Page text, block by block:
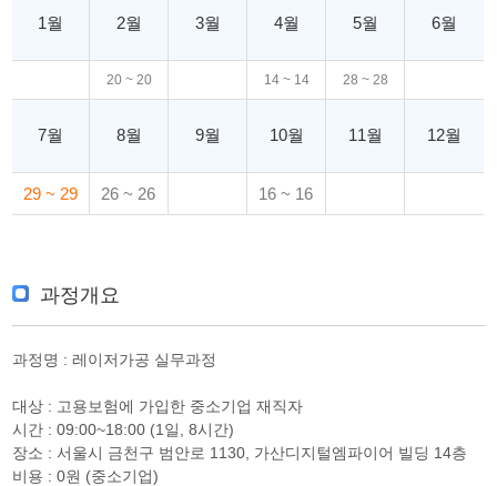
1월 2월 3월 4월 5월 6월
20 ~ 20 14 ~ 14 28 ~ 28
7월 8월 9월 10월 11월 12월
29 ~ 29 26 ~ 26 16 ~ 16
과정개요
과정명 : 레이저가공 실무과정
대상 : 고용보험에 가입한 중소기업 재직자
시간 : 09:00~18:00 (1일, 8시간)
장소 : 서울시 금천구 범안로 1130, 가산디지털엠파이어 빌딩 14층
비용 : 0원 (중소기업)